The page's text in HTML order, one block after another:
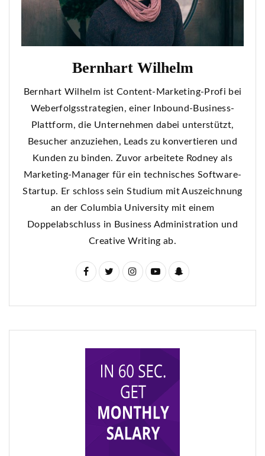
Bernhart Wilhelm
Bernhart Wilhelm ist Content-Marketing-Profi bei
Weberfolgsstrategien, einer Inbound-Business-
Plattform, die Unternehmen dabei unterstützt,
Besucher anzuziehen, Leads zu konvertieren und
Kunden zu binden. Zuvor arbeitete Rodney als
Marketing-Manager für ein technisches Software-
Startup. Er schloss sein Studium mit Auszeichnung
an der Columbia University mit einem
Doppelabschluss in Business Administration und
Creative Writing ab.